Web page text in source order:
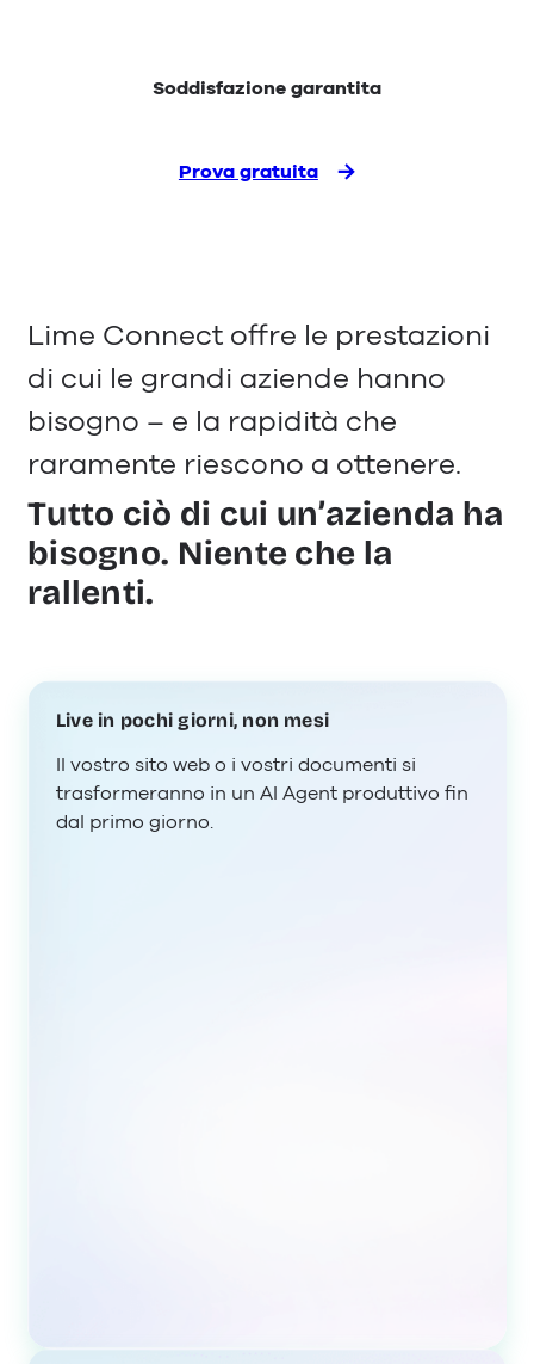
Soddisfazione garantita
Prova gratuita
Lime Connect offre le prestazioni
di cui le grandi aziende hanno
bisogno – e la rapidità che
raramente riescono a ottenere.
Tutto ciò di cui un’azienda ha
bisogno. Niente che la
rallenti.
Live in pochi giorni, non mesi
Il vostro sito web o i vostri documenti si
trasformeranno in un AI Agent produttivo fin
dal primo giorno.